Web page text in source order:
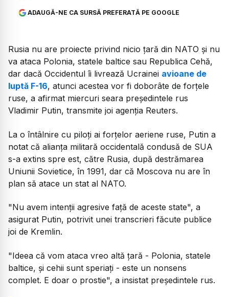
ADAUGĂ-NE CA SURSĂ PREFERATĂ PE GOOGLE
Rusia nu are proiecte privind nicio ţară din NATO şi nu
va ataca Polonia, statele baltice sau Republica Cehă,
dar dacă Occidentul îi livrează Ucrainei avioane de
luptă F-16, atunci acestea vor fi doborâte de forţele
ruse, a afirmat miercuri seara preşedintele rus
Vladimir Putin, transmite joi agenţia Reuters.
La o întâlnire cu piloţi ai forţelor aeriene ruse, Putin a
notat că alianţa militară occidentală condusă de SUA
s-a extins spre est, către Rusia, după destrămarea
Uniunii Sovietice, în 1991, dar că Moscova nu are în
plan să atace un stat al NATO.
"Nu avem intenţii agresive faţă de aceste state", a
asigurat Putin, potrivit unei transcrieri făcute publice
joi de Kremlin.
"Ideea că vom ataca vreo altă ţară - Polonia, statele
baltice, şi cehii sunt speriaţi - este un nonsens
complet. E doar o prostie", a insistat preşedintele rus.